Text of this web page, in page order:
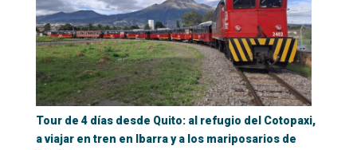
Tour de 4 días desde Quito: al refugio del Cotopaxi,
a viajar en tren en Ibarra y a los mariposarios de